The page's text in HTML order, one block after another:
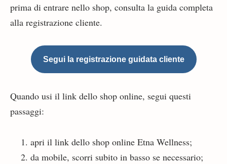
prima di entrare nello shop, consulta la guida completa
alla registrazione cliente.
Segui la registrazione guidata cliente
Quando usi il link dello shop online, segui questi
passaggi:
apri il link dello shop online Etna Wellness;
da mobile, scorri subito in basso se necessario;